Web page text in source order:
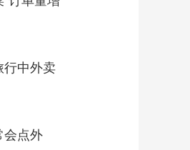
中外卖
会点外